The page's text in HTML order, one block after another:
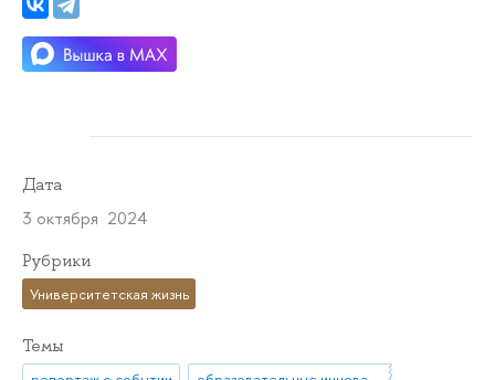
Дата
3 октября 2024
Рубрики
Университетская жизнь
Темы